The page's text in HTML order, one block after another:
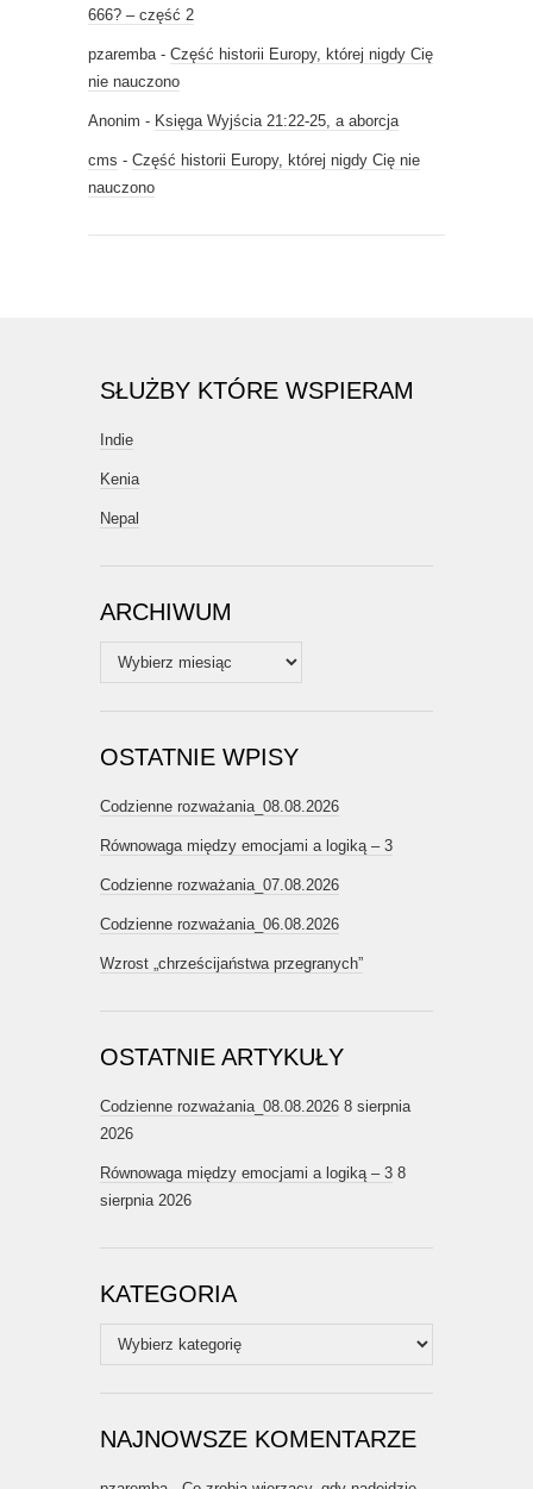
666? – część 2
pzaremba- Część historii Europy, której nigdy Cię
nie nauczono
Anonim - Księga Wyjścia 21:22-25, a aborcja
cms - Część historii Europy, której nigdy Cię nie
nauczono
SŁUŻBY KTÓRE WSPIERAM
Indie
Kenia
Nepal
ARCHIWUM
Archiwum
OSTATNIE WPISY
Codzienne rozważania_08.08.2026
Równowaga między emocjami a logiką – 3
Codzienne rozważania_07.08.2026
Codzienne rozważania_06.08.2026
Wzrost „chrześcijaństwa przegranych”
OSTATNIE ARTYKUŁY
Codzienne rozważania_08.08.2026 8 sierpnia
2026
Równowaga między emocjami a logiką – 3 8
sierpnia 2026
KATEGORIA
Kategoria
NAJNOWSZE KOMENTARZE